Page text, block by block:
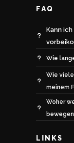
FAQ
Kann
Wie
Wie
meinem
Woher
LINKS